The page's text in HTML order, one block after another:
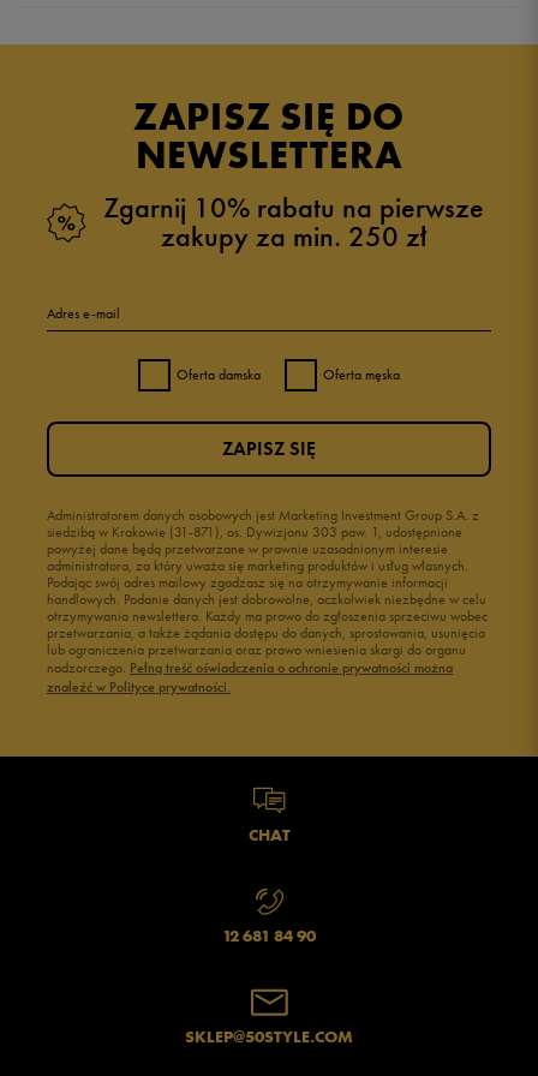
ZAPISZ SIĘ DO
NEWSLETTERA
Zgarnij 10% rabatu na pierwsze
zakupy za min. 250 zł
Adres e-mail
Oferta damska Oferta męska
Administratorem danych osobowych jest Marketing Investment Group S.A. z
siedzibą w Krakowie (31-871), os. Dywizjonu 303 paw. 1, udostępnione
powyżej dane będą przetwarzane w prawnie uzasadnionym interesie
administratora, za który uważa się marketing produktów i usług własnych.
Podając swój adres mailowy zgadzasz się na otrzymywanie informacji
handlowych. Podanie danych jest dobrowolne, aczkolwiek niezbędne w celu
otrzymywania newslettera. Każdy ma prawo do zgłoszenia sprzeciwu wobec
przetwarzania, a także żądania dostępu do danych, sprostowania, usunięcia
lub ograniczenia przetwarzania oraz prawo wniesienia skargi do organu
nadzorczego. Pełną treść oświadczenia o ochronie prywatności można
znaleźć w Polityce prywatności.
ZAPISZ SIĘ
CHAT
12 681 84 90
SKLEP@50STYLE.COM